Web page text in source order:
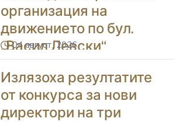
организация на
движението по бул.
„Васил Левски“
icon
04 август, 2026
Излязоха резултатите
от конкурса за нови
директори на три